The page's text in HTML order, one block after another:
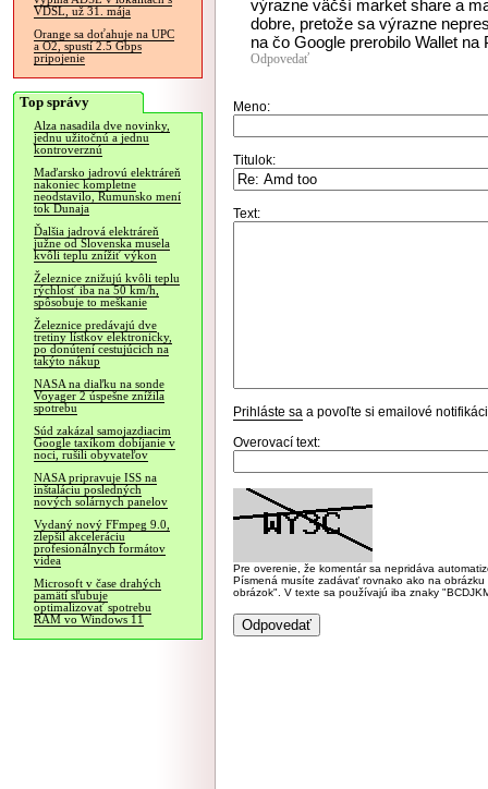
VDSL, už 31. mája
Orange sa doťahuje na UPC
a O2, spustí 2.5 Gbps
pripojenie
Top správy
Alza nasadila dve novinky,
jednu užitočnú a jednu
kontroverznú
Maďarsko jadrovú elektráreň
nakoniec kompletne
neodstavilo, Rumunsko mení
tok Dunaja
Ďalšia jadrová elektráreň
južne od Slovenska musela
kvôli teplu znížiť výkon
Železnice znižujú kvôli teplu
rýchlosť iba na 50 km/h,
spôsobuje to meškanie
Železnice predávajú dve
tretiny lístkov elektronicky,
po donútení cestujúcich na
takýto nákup
NASA na diaľku na sonde
Voyager 2 úspešne znížila
spotrebu
Súd zakázal samojazdiacim
Google taxíkom dobíjanie v
noci, rušili obyvateľov
NASA pripravuje ISS na
inštaláciu posledných
nových solárnych panelov
Vydaný nový FFmpeg 9.0,
zlepšil akceleráciu
profesionálnych formátov
videa
Microsoft v čase drahých
pamätí sľubuje
optimalizovať spotrebu
RAM vo Windows 11
výrazne väčší market share a
dobre, pretože sa výrazne
na čo Google prerobilo Wallet
Odpovedať
Meno:
Titulok:
Text:
Prihláste sa a povoľte si emailové
Overovací text:
Pre overenie, že komentár sa nepridáva
Písmená musíte zadávať rovnako ako na
obrázok". V texte sa používajú iba znaky